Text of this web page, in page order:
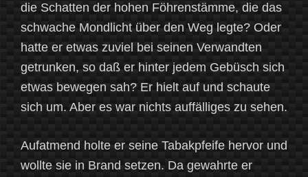
die Schatten der hohen Föhrenstämme, die das
schwache Mondlicht über den Weg legte? Oder
hatte er etwas zuviel bei seinen Verwandten
getrunken, so daß er hinter jedem Gebüsch sich
etwas bewegen sah? Er hielt auf und schaute
sich um. Aber es war nichts auffälliges zu sehen.
Aufatmend holte er seine Tabakpfeife hervor und
wollte sie in Brand setzen. Da gewahrte er